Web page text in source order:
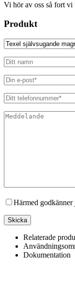
Vi hör av oss så fort vi
Produkt
Lämna detta fält tomt.
Härmed godkänner
Relaterade
Dokumentation